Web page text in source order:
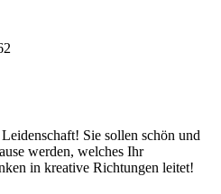
Sie sollen schön und
werden, welches Ihr
in kreative Richtungen leitet!